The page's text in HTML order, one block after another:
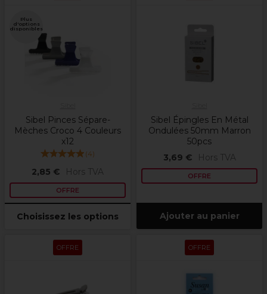
Plus
d'options
disponibles
Sibel Pinces Sépare-
Mèches Croco 4 Couleurs
x12
(4)
2,85 € Hors TVA
OFFRE
Choisissez les options
Sibel Épingles En Métal
Ondulées 50mm Marron
50pcs
3,69 €
Hors TVA
OFFRE
Ajouter au panier
OFFRE OFFRE